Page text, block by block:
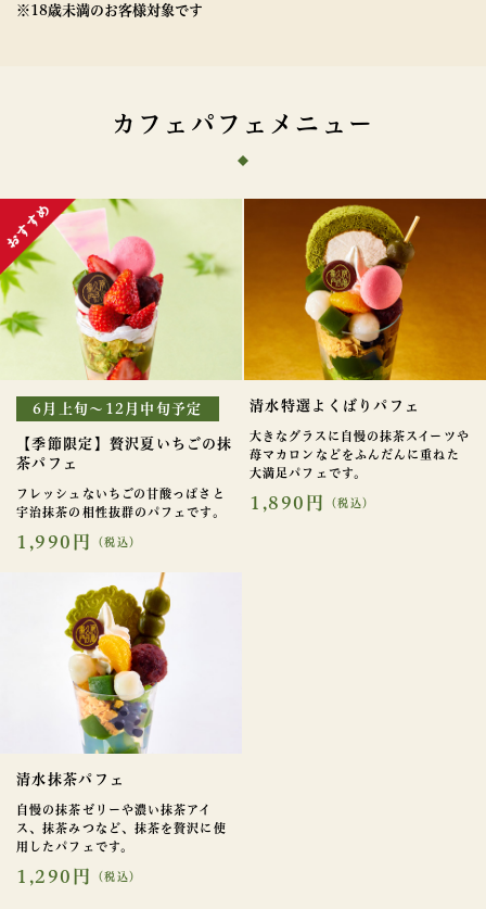
※18歳未満のお客様対象です
カフェパフェメニュー
6月上旬～12月中旬予定
【季節限定】贅沢夏いちごの抹
茶パフェ
フレッシュないちごの甘酸っぱさと
宇治抹茶の相性抜群のパフェです。
1,990円 （税込）
清水特選よくばりパフェ
大きなグラスに自慢の抹茶スイーツや
苺マカロンなどをふんだんに重ねた
大満足パフェです。
1,890円 （税込）
清水抹茶パフェ
自慢の抹茶ゼリーや濃い抹茶アイ
ス、抹茶みつなど、抹茶を贅沢に使
用したパフェです。
1,290円 （税込）